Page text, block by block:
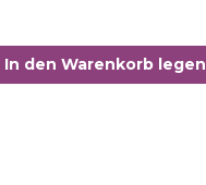
In den Warenkorb legen